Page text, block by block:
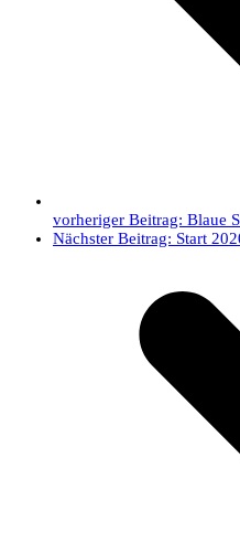
vorheriger Beitrag: Blaue
Nächster Beitrag: Start